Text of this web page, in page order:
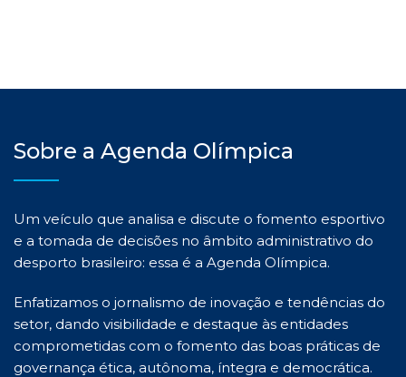
Sobre a Agenda Olímpica
Um veículo que analisa e discute o fomento esportivo
e a tomada de decisões no âmbito administrativo do
desporto brasileiro: essa é a Agenda Olímpica.
Enfatizamos o jornalismo de inovação e tendências do
setor, dando visibilidade e destaque às entidades
comprometidas com o fomento das boas práticas de
governança ética, autônoma, íntegra e democrática.